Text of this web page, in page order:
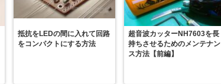
抵抗をLEDの間に入れて回路
をコンパクトにする方法
超音波カッターNH7603を長
持ちさせるためのメンテナン
ス方法【前編】